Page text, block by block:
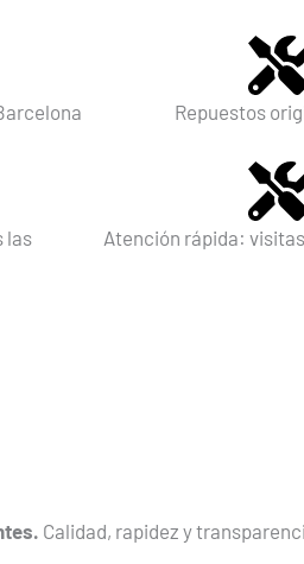
Repuestos
las
Atención rápida:
Calidad, rapidez y